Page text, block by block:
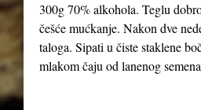
300g 70% alkohola. Teglu
češće mućkanje. Nakon dve
taloga. Sipati u čiste staklene
mlakom čaju od lanenog